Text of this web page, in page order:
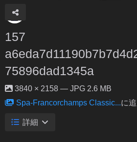
157
75896dad1345a
3840 × 2158 — JPG 2.6 MB
Spa-Francorchamps Classic...に
詳細